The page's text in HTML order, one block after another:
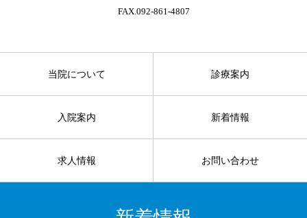
FAX.092-861-4807
当院について 診療案内
入院案内 新着情報
求人情報 お問い合わせ